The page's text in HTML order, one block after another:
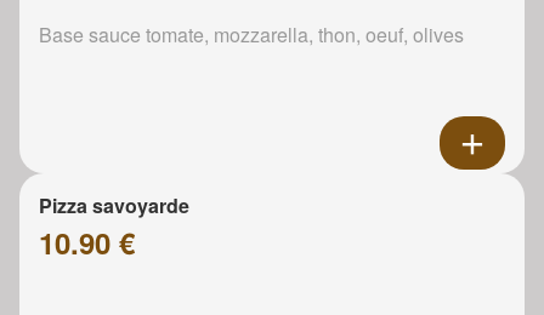
Base sauce tomate, mozzarella, thon, oeuf, olives
Pizza savoyarde
10.90 €